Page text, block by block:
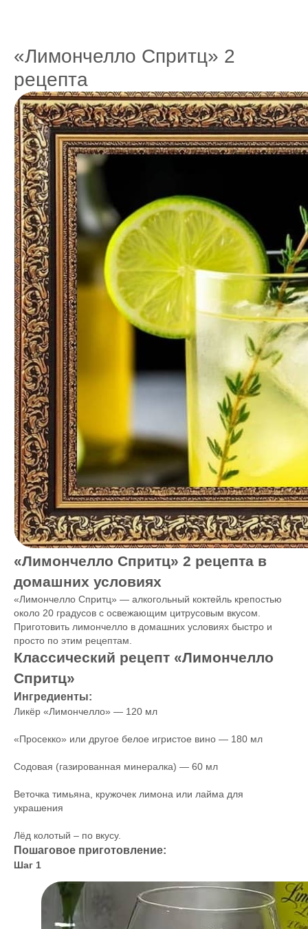
«Лимончелло Спритц» 2
рецепта
«Лимончелло Спритц» 2 рецепта в
домашних условиях
«Лимончелло Спритц» — алкогольный коктейль крепостью
около 20 градусов с освежающим цитрусовым вкусом.
Приготовить лимончелло в домашних условиях быстро и
просто по этим рецептам.
Классический рецепт «Лимончелло
Спритц»
Ингредиенты:
Ликёр «Лимончелло» — 120 мл
«Просекко» или другое белое игристое вино — 180 мл
Содовая (газированная минералка) — 60 мл
Веточка тимьяна, кружочек лимона или лайма для
украшения
Лёд колотый – по вкусу.
Пошаговое приготовление:
Шаг 1